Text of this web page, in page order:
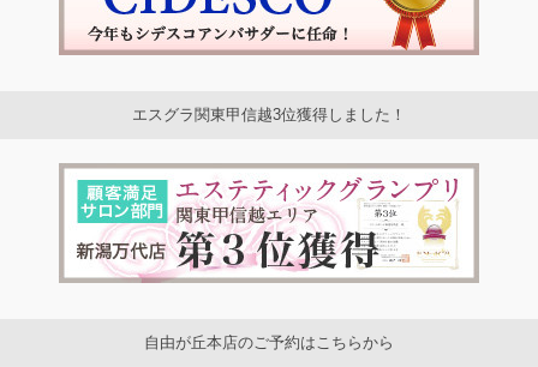
エスグラ関東甲信越3位獲得しました！
自由が丘本店のご予約はこちらから